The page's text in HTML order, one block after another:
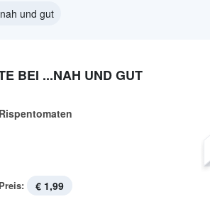
und gut
BEI ...NAH UND GUT
Rispentomaten
Preis: € 1,99